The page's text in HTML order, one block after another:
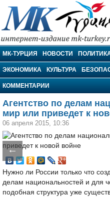
МК-Турция
МК-ТУРЦИЯ НОВОСТИ
ЭКОНОМИКА КУЛЬТУРА
КОММЕНТАРИИ
Агентство по делам
мир или приведет к
06 апреля 2015, 10:36
←
Нужно ли России только что
делам национальностей и для
подобная структура уже